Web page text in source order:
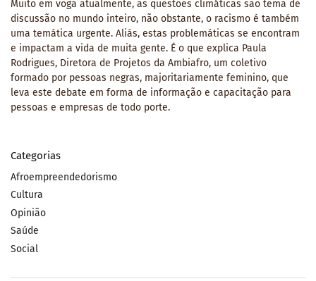
Muito em voga atualmente, as questões climáticas são tema de
discussão no mundo inteiro, não obstante, o racismo é também
uma temática urgente. Aliás, estas problemáticas se encontram
e impactam a vida de muita gente. É o que explica Paula
Rodrigues, Diretora de Projetos da Ambiafro, um coletivo
formado por pessoas negras, majoritariamente feminino, que
leva este debate em forma de informação e capacitação para
pessoas e empresas de todo porte.
Categorias
Afroempreendedorismo
Cultura
Opinião
Saúde
Social